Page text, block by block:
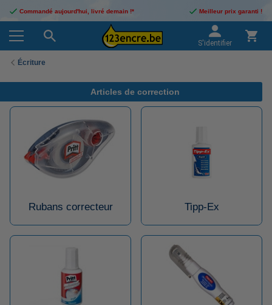
Commandé aujourd'hui, livré demain !* Meilleur prix garanti !
S'identifier
Écriture
Articles de correction
Rubans correcteur Tipp-Ex